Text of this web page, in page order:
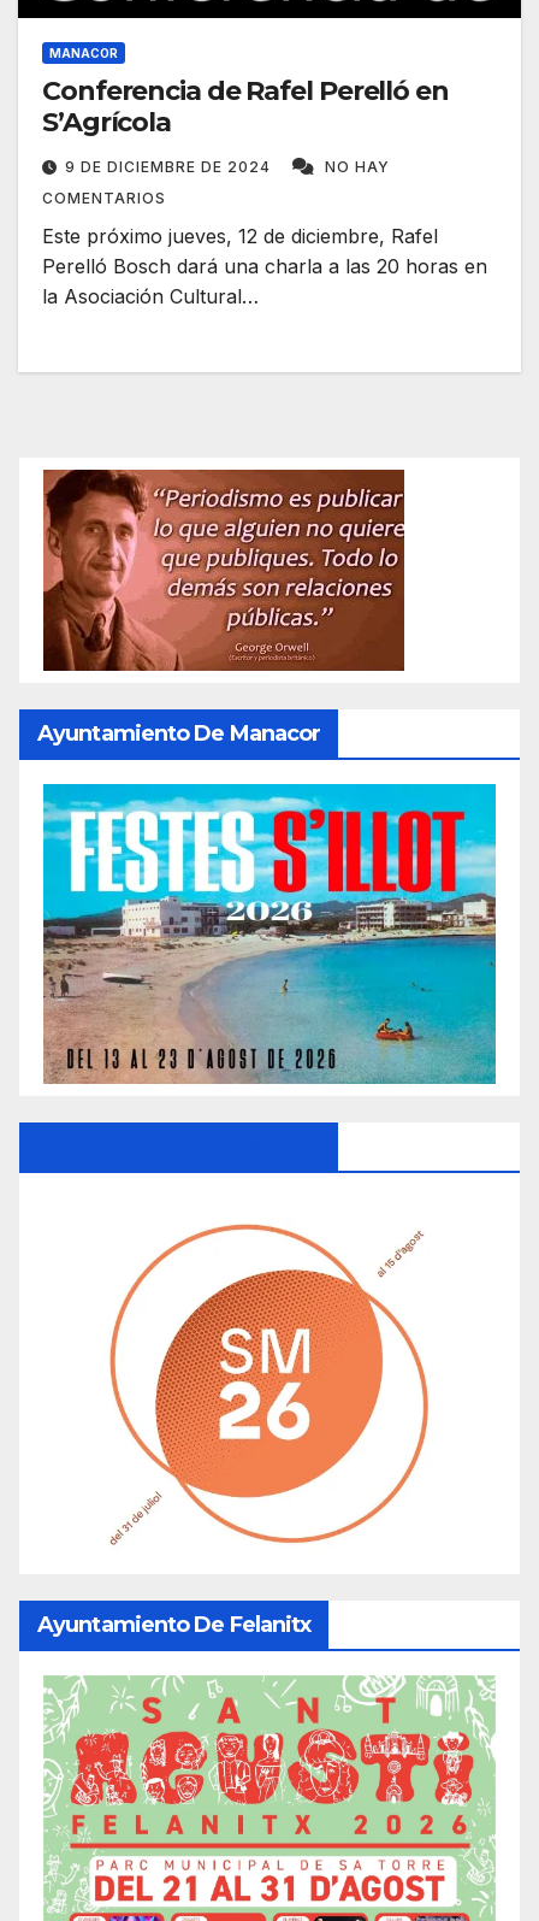
MANACOR
Conferencia de Rafel Perelló en
S’Agrícola
9 DE DICIEMBRE DE 2024
NO HAY
COMENTARIOS
Este próximo jueves, 12 de diciembre, Rafel
Perelló Bosch dará una charla a las 20 horas en
la Asociación Cultural…
Ayuntamiento De Manacor
Ayuntamiento De Felanitx